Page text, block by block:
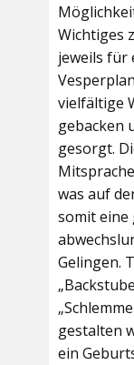
Wichtiges
jeweils für
vielfältige
gebacken
gesorgt.
was auf
somit
Gelingen.
gestalten
ein